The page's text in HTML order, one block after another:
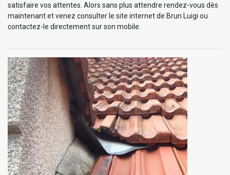
satisfaire vos attentes. Alors sans plus attendre rendez-vous dès
maintenant et venez consulter le site internet de Brun Luigi ou
contactez-le directement sur son mobile.